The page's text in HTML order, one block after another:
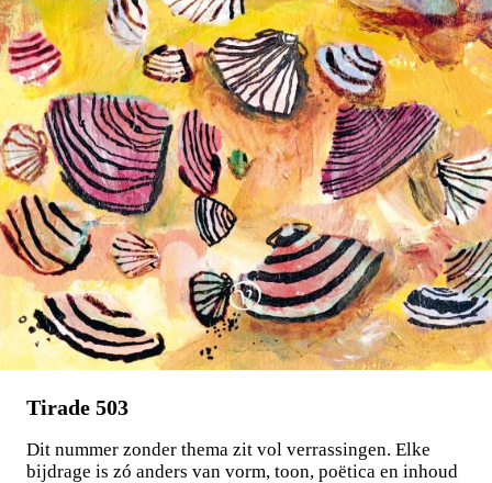
Stephan Enter
Pastorale
€23,99
BESTEL
Tirade 503
Dit nummer zonder thema zit vol verrassingen. Elke
bijdrage is zó anders van vorm, toon, poëtica en inhoud